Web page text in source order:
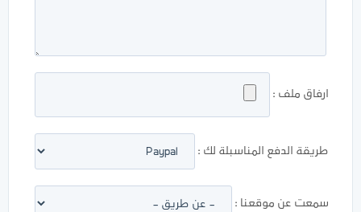
ارفاق ملف :
طريقة الدفع المناسبلة لك :
سمعت عن موقعنا :